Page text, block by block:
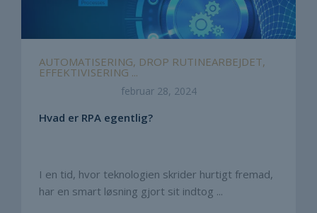
AUTOMATISERING, DROP RUTINEARBEJDET,
EFFEKTIVISERING ...
februar 28, 2024
Hvad er RPA egentlig?
I en tid, hvor teknologien skrider hurtigt fremad,
har en smart løsning gjort sit indtog ...